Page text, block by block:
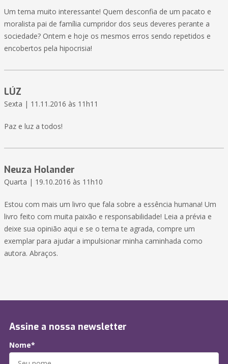
Um tema muito interessante! Quem desconfia de um pacato e
moralista pai de família cumpridor dos seus deveres perante a
sociedade? Ontem e hoje os mesmos erros sendo repetidos e
encobertos pela hipocrisia!
LÚZ
Sexta | 11.11.2016 às 11h11
Paz e luz a todos!
Neuza Holander
Quarta | 19.10.2016 às 11h10
Estou com mais um livro que fala sobre a essência humana! Um
livro feito com muita paixão e responsabilidade! Leia a prévia e
deixe sua opinião aqui e se o tema te agrada, compre um
exemplar para ajudar a impulsionar minha caminhada como
autora. Abraços.
Assine a nossa newsletter
Nome*